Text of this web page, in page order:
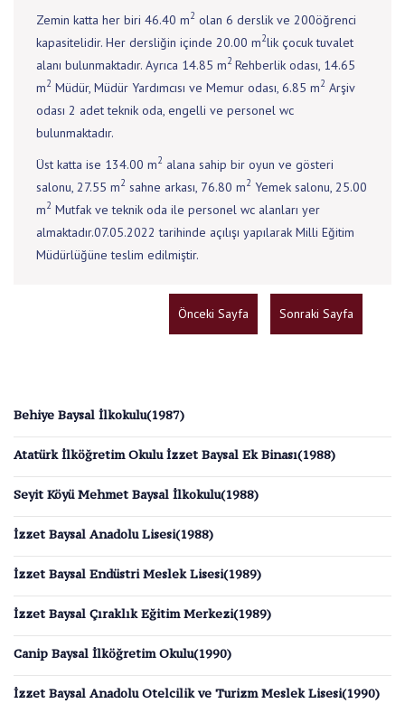
Behiye Baysal İlkokulu(1987)
Atatürk İlköğretim Okulu İzzet Baysal Ek Binası(1988)
Seyit Köyü Mehmet Baysal İlkokulu(1988)
İzzet Baysal Anadolu Lisesi(1988)
İzzet Baysal Endüstri Meslek Lisesi(1989)
İzzet Baysal Çıraklık Eğitim Merkezi(1989)
Canip Baysal İlköğretim Okulu(1990)
İzzet Baysal Anadolu Otelcilik ve Turizm Meslek Lisesi(1990)
Zemin katta her biri 46.40 m2 olan 6 derslik ve 200öğrenci
kapasitelidir. Her dersliğin içinde 20.00 m2lik çocuk tuvalet
alanı bulunmaktadır. Ayrıca 14.85 m2 Rehberlik odası, 14.65
m2 Müdür, Müdür Yardımcısı ve Memur odası, 6.85 m2 Arşiv
odası 2 adet teknik oda, engelli ve personel wc
bulunmaktadır.
Üst katta ise 134.00 m2 alana sahip bir oyun ve gösteri
salonu, 27.55 m2 sahne arkası, 76.80 m2 Yemek salonu, 25.00
m2 Mutfak ve teknik oda ile personel wc alanları yer
almaktadır.07.05.2022 tarihinde açılışı yapılarak Milli Eğitim
Müdürlüğüne teslim edilmiştir.
Sonraki Sayfa
Önceki Sayfa